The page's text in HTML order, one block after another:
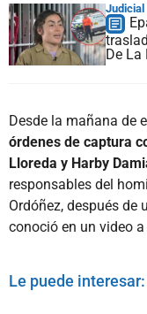
Judicial
De La
Desde la mañana de
órdenes de captura
Lloreda y Harby
responsables del
Ordóñez, después
conoció en un video
Le puede interesar: